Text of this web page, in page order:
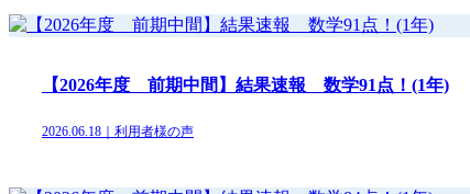
【2026年度 前期中間】結果速報 数学91点！(1年)
2026.06.18｜利用者様の声